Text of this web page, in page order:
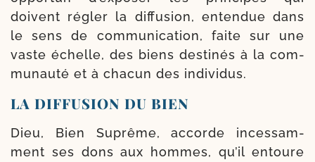
doivent régler la dif­fu­sion, enten­due dans
le sens de com­mu­ni­ca­tion, faite sur une
vaste échelle, des biens des­ti­nés à la com­
mu­nau­té et à cha­cun des individus.
LA DIFFUSION DU BIEN
Dieu, Bien Suprême, accorde inces­sam­
ment ses dons aux hommes, qu’il entoure